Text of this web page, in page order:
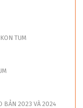
TUM
BẢN 2023 VÀ 2024